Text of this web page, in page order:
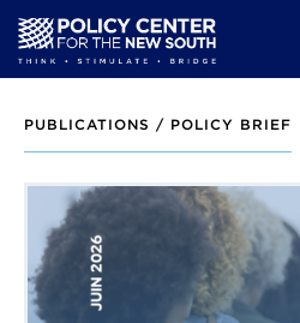
main
content
PUBLICATIONS / POLICY BRIEF